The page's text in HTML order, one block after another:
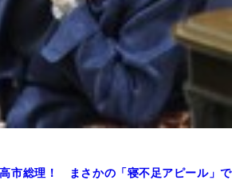
市総理！ まさかの「寝不足アピール」で